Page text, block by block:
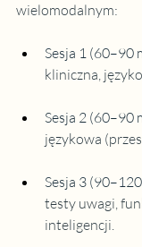
wielomodalnym:
Sesja 1 (60–90
kliniczna,
Sesja 2 (60–90
językowa
Sesja 3
testy uwagi,
inteligencji.